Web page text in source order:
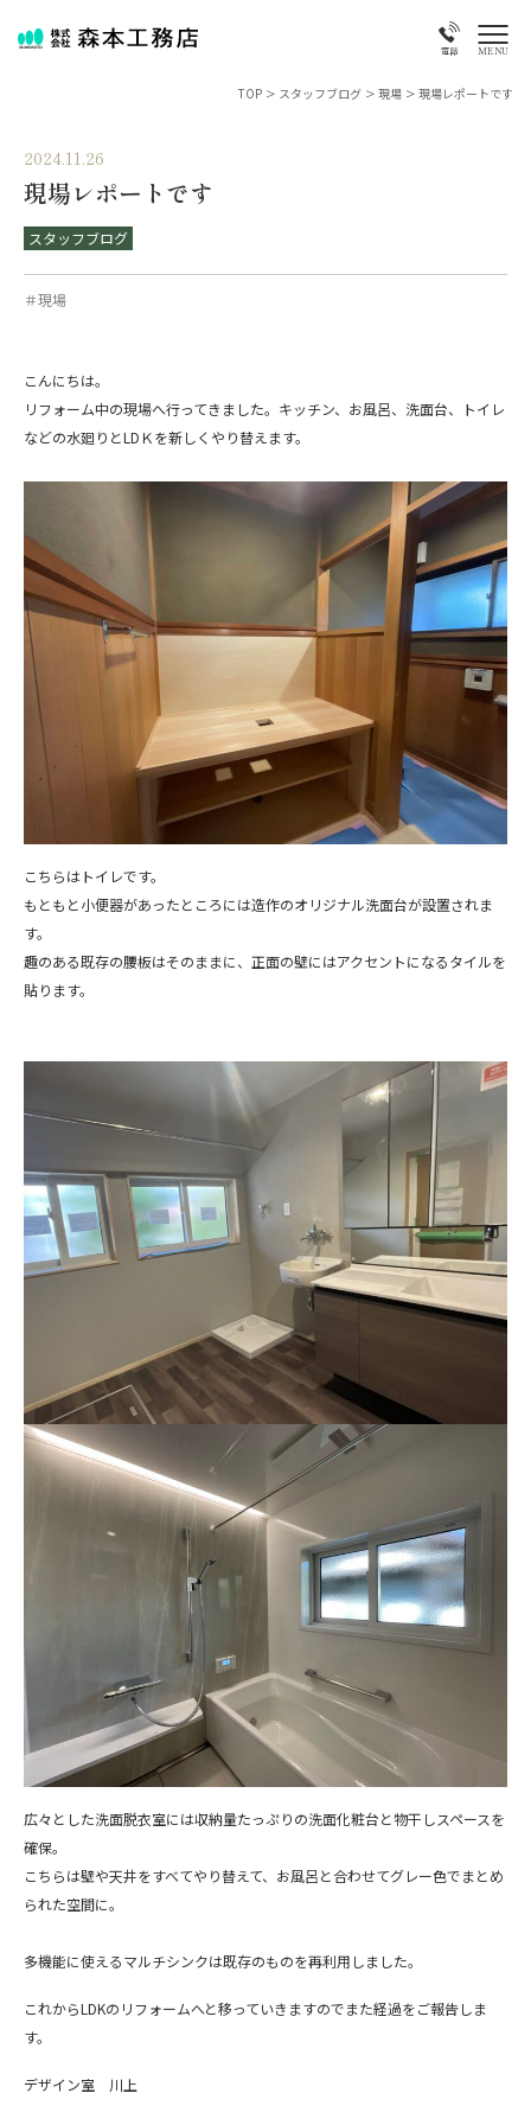
電話 MENU
TOP > スタッフブログ > 現場 > 現場レポートです
2024.11.26
現場レポートです
スタッフブログ
＃現場
こんにちは。
リフォーム中の現場へ行ってきました。キッチン、お風呂、洗面台、トイレ
などの水廻りとLDＫを新しくやり替えます。
こちらはトイレです。
もともと小便器があったところには造作のオリジナル洗面台が設置されま
す。
趣のある既存の腰板はそのままに、正面の壁にはアクセントになるタイルを
貼ります。
広々とした洗面脱衣室には収納量たっぷりの洗面化粧台と物干しスペースを
確保。
こちらは壁や天井をすべてやり替えて、お風呂と合わせてグレー色でまとめ
られた空間に。
多機能に使えるマルチシンクは既存のものを再利用しました。
これからLDKのリフォームへと移っていきますのでまた経過をご報告しま
す。
デザイン室 川上